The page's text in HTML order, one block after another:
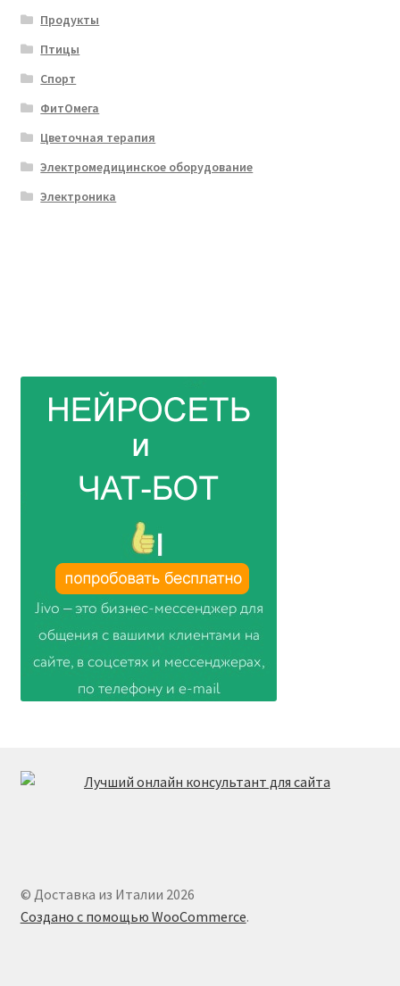
Продукты
Птицы
Спорт
ФитОмега
Цветочная терапия
Электромедицинское оборудование
Электроника
© Доставка из Италии 2026
Создано с помощью WooCommerce.